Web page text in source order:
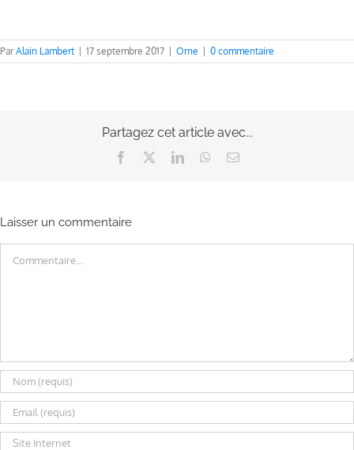
ParAlain Lambert 17 septembre 2017 Orne 0 commentaire
Partagez cet article avec...
Facebook LinkedInWhatsApp
Email
Laisser un commentaire